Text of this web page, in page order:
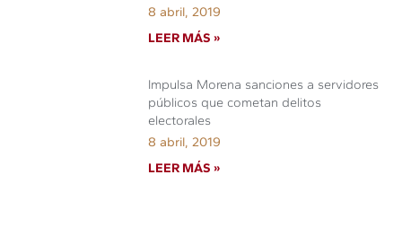
8 abril, 2019
LEER MÁS »
Impulsa Morena sanciones a servidores
públicos que cometan delitos
electorales
8 abril, 2019
LEER MÁS »